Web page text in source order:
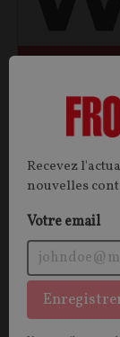
Wokisme
Mai 68,
risible.
de force qui
si loin de
Recevez
nouvelles
Votre email